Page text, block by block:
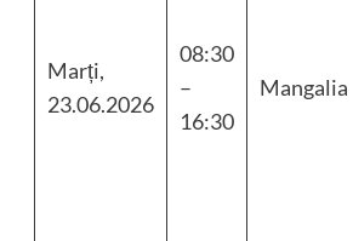
Marți,
23.06.2026
08:30
–
16:30
Mangalia